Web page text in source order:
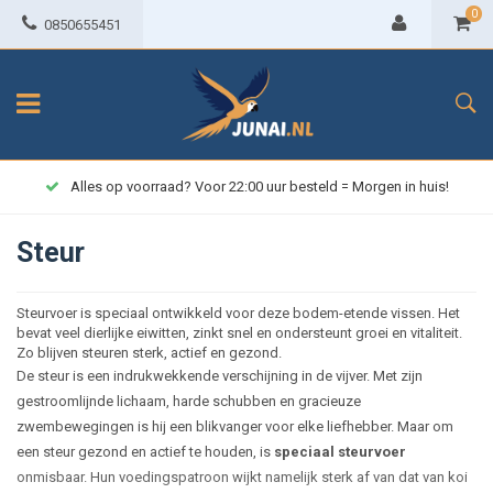
0850655451
0
Alles op voorraad? Voor 22:00 uur besteld = Morgen in huis!
Steur
Steurvoer is speciaal ontwikkeld voor deze bodem-etende vissen. Het
bevat veel dierlijke eiwitten, zinkt snel en ondersteunt groei en vitaliteit.
Zo blijven steuren sterk, actief en gezond.
De steur is een indrukwekkende verschijning in de vijver. Met zijn
gestroomlijnde lichaam, harde schubben en gracieuze
zwembewegingen is hij een blikvanger voor elke liefhebber. Maar om
een steur gezond en actief te houden, is speciaal steurvoer
onmisbaar. Hun voedingspatroon wijkt namelijk sterk af van dat van koi